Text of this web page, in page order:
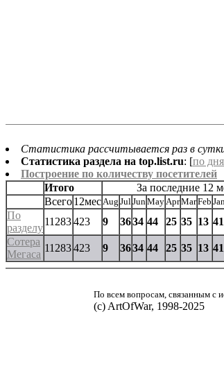
Статистика рассчитывается раз в
Статистика раздела на top.list.ru: [по
Построение по количеству посетителей
Итого
За последние 12
Всего12мес Aug Jul Jun May AprMarFeb Jan
По
разделу
11283423 9 3634 44 25 35 13 41
Сотера
Мегаса
11283423 9 3634 44 25 35 13 41
По всем вопросам, связанным с
(с) ArtOfWar, 1998-2025